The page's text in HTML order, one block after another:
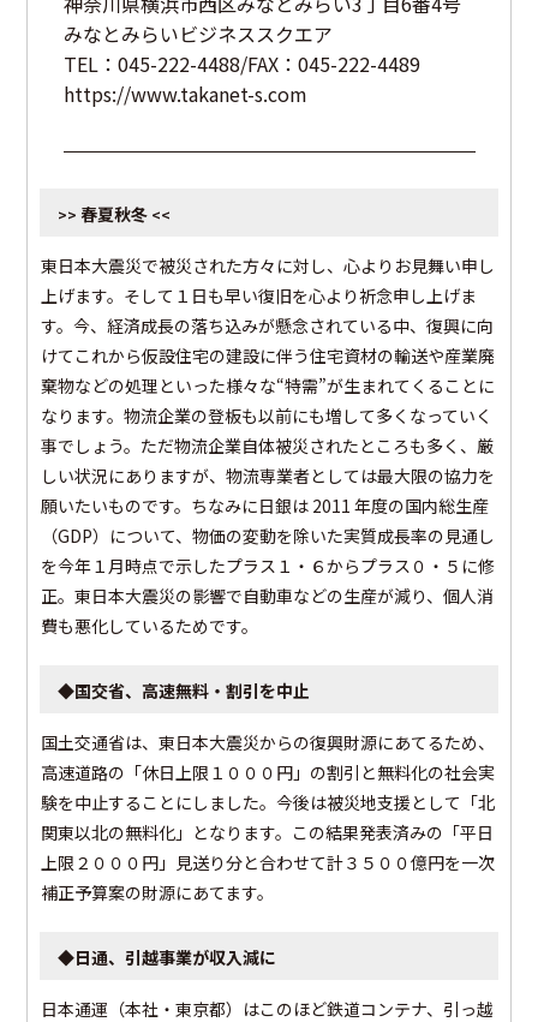
みなとみらいビジネススクエア
TEL：045-222-4488/FAX：045-222-4489
https://www.takanet-s.com
>>春夏秋冬 <<
東日本大震災で被災された方々に対し、心よりお見舞い申し
上げます。そして１日も早い復旧を心より祈念申し上げま
す。今、経済成長の落ち込みが懸念されている中、復興に向
けてこれから仮設住宅の建設に伴う住宅資材の輸送や産業廃
棄物などの処理といった様々な“特需”が生まれてくることに
なります。物流企業の登板も以前にも増して多くなっていく
事でしょう。ただ物流企業自体被災されたところも多く、厳
しい状況にありますが、物流専業者としては最大限の協力を
願いたいものです。ちなみに日銀は 2011 年度の国内総生産
（GDP）について、物価の変動を除いた実質成長率の見通し
を今年１月時点で示したプラス１・６からプラス０・５に修
正。東日本大震災の影響で自動車などの生産が減り、個人消
費も悪化しているためです。
◆国交省、高速無料・割引を中止
国土交通省は、東日本大震災からの復興財源にあてるため、
高速道路の「休日上限１０００円」の割引と無料化の社会実
験を中止することにしました。今後は被災地支援として「北
関東以北の無料化」となります。この結果発表済みの「平日
上限２０００円」見送り分と合わせて計３５００億円を一次
補正予算案の財源にあてます。
◆日通、引越事業が収入減に
日本通運（本社・東京都）はこのほど鉄道コンテナ、引っ越